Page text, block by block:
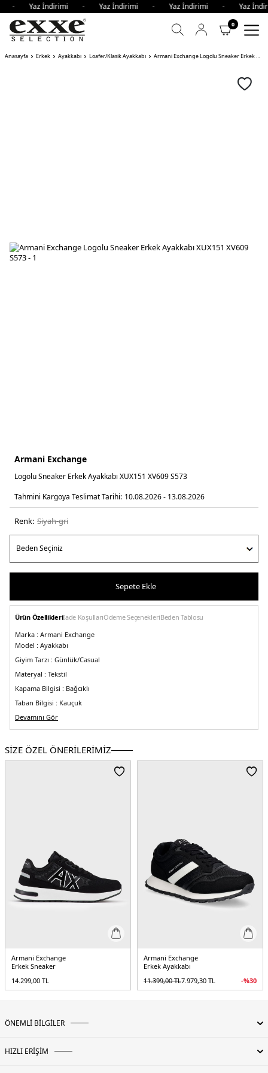
- Yaz İndirimi - Yaz İndirimi - Yaz İndirimi -
0
Anasayfa Erkek Ayakkabı Loafer/Klasik Ayakkabı Armani Exchange Logolu Sneaker Erkek Ayakkabı
Armani Exchange
Logolu Sneaker Erkek Ayakkabı XUX151 XV609 S573
Tahmini Kargoya Teslimat Tarihi: 10.08.2026 - 13.08.2026
Renk: si̇yah-gri̇
Sepete Ekle
Ürün Özellikleriİade KoşullarıÖdeme SeçenekleriBeden Tablosu
Marka : Armani Exchange
Model : Ayakkabı
Giyim Tarzı : Günlük/Casual
Materyal : Tekstil
Kapama Bilgisi : Bağcıklı
Taban Bilgisi : Kauçuk
Detay :
-Ayakkabının ağırlığı (en küçük beden) : 348 gr
-Toplam yükseklik : 12 cm
-Taban kalınlığı : 3 cm-Mükemmel nefes alma özelliklerine sahip dayanıklı
-Yalnızca aşınmaya karşı dayanıklı olmakla kalmayıp
Devamını Gör
SİZE ÖZEL ÖNERİLERİMİZ
Armani Exchange
Erkek Sneaker
14.299,00 TL
Armani Exchange
Erkek Ayakkabı
11.399,00TL7.979,30 TL -%30
ÖNEMLİ BİLGİLER
HIZLI ERİŞİM